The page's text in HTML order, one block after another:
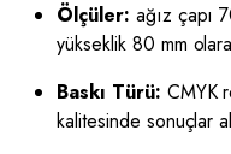
Ölçüler: ağız çapı
yükseklik 80 mm
Baskı Türü: CMYK
kalitesinde sonuçlar